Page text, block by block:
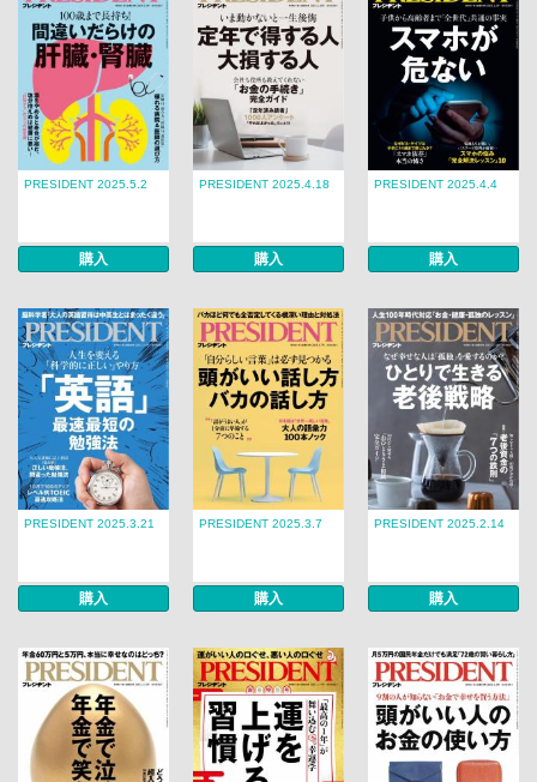
PRESIDENT 2025.5.2
購入
PRESIDENT 2025.4.18
購入
PRESIDENT 2025.4.4
購入
PRESIDENT 2025.3.21
購入
PRESIDENT 2025.3.7
購入
PRESIDENT 2025.2.14
購入